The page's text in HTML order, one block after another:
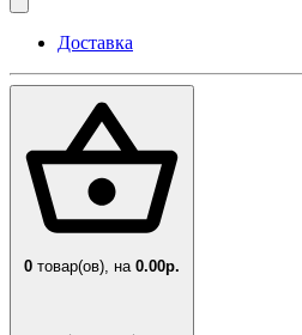
Доставка
0 товар(ов), на 0.00р.